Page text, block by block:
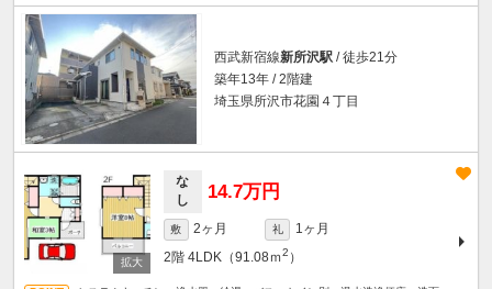
西武新宿線新所沢駅 / 徒歩21分
築年13年 / 2階建
埼玉県所沢市花園４丁目
な
し
14.7万円
敷 2ヶ月 礼
1ヶ月
2階 4LDK（91.08ｍ2 ）